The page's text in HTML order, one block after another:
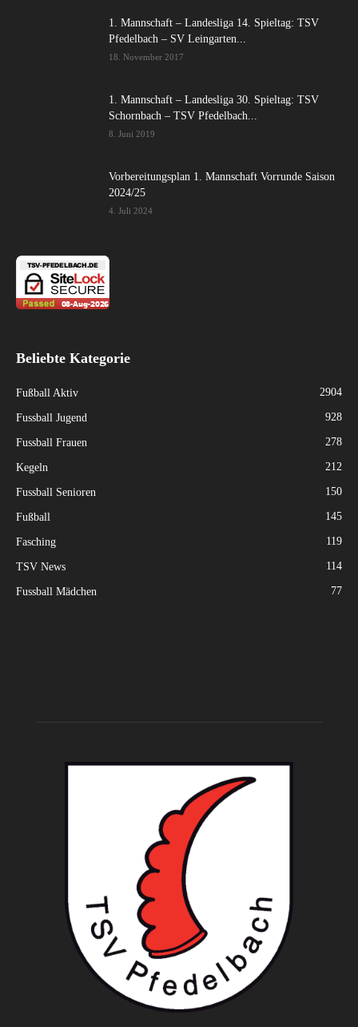
1. Mannschaft – Landesliga 14. Spieltag: TSV
Pfedelbach – SV Leingarten...
18. November 2017
1. Mannschaft – Landesliga 30. Spieltag: TSV
Schornbach – TSV Pfedelbach...
8. Juni 2019
Vorbereitungsplan 1. Mannschaft Vorrunde Saison
2024/25
4. Juli 2024
Beliebte Kategorie
Fußball Aktiv 2904
Fussball Jugend 928
Fussball Frauen 278
Kegeln 212
Fussball Senioren 150
Fußball 145
Fasching 119
TSV News 114
Fussball Mädchen 77